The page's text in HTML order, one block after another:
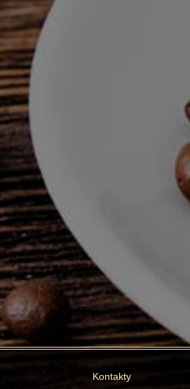
Kontakty